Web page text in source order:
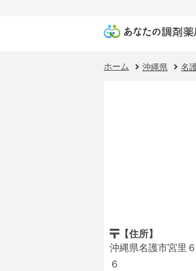
ホーム 沖縄県 名
【住所】
沖縄県名護市宮里
６